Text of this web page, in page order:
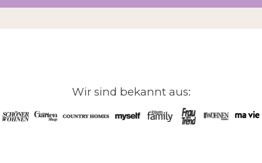
Wir sind bekannt aus: